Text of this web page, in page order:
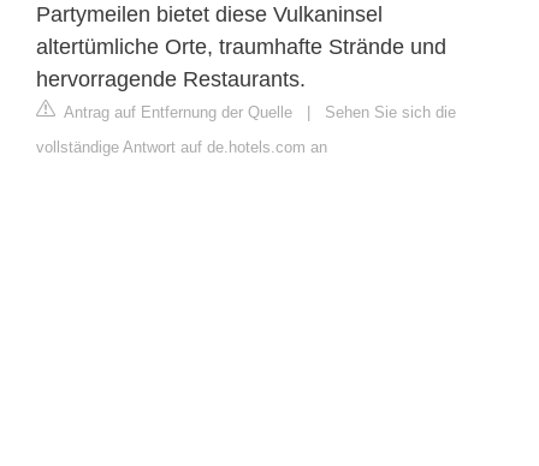
Partymeilen bietet diese Vulkaninsel
altertümliche Orte, traumhafte Strände und
hervorragende Restaurants.
Antrag auf Entfernung der Quelle
Sehen Sie sich die
vollständige Antwort auf de.hotels.com an